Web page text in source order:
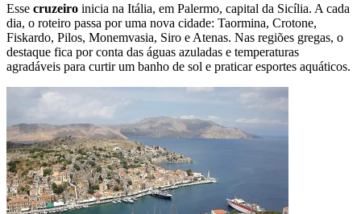
Esse cruzeiro inicia na Itália, em Palermo, capital da Sicília. A cada
dia, o roteiro passa por uma nova cidade: Taormina, Crotone,
Fiskardo, Pilos, Monemvasia, Siro e Atenas. Nas regiões gregas, o
destaque fica por conta das águas azuladas e temperaturas
agradáveis para curtir um banho de sol e praticar esportes aquáticos.